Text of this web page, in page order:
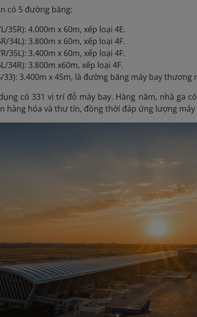
có 5 đường băng:
35R): 4.000m x 60m, xếp loại 4E.
34L): 3.800m x 60m, xếp loại 4F.
35L): 3.400m x 60m, xếp loại 4F.
34R): 3.800m x60m, xếp loại 4F.
3.400m x 45m, là đường băng máy bay thương
có 331 vị trí đỗ máy bay. Hàng năm, nhà ga
hàng hóa và thư tín, đồng thời đáp ứng lượng máy